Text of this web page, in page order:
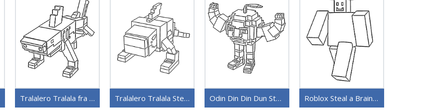
Tralalero Tralala fra Steal a Brainrot Tralalero Tralala Steal a Brainrot Odin Din Din Dun Steal a Brainrot Roblox Steal a Brainrot-versjon